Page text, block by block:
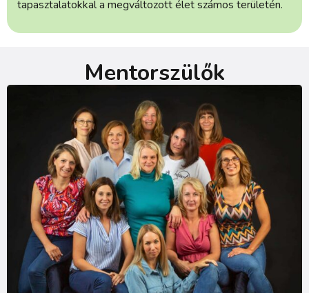
tapasztalatokkal a megváltozott élet számos területén.
Mentorszülők